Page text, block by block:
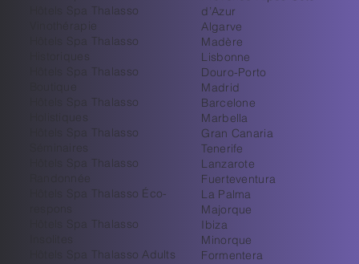
d’Azur
Algarve
Madère
Lisbonne
Douro-Porto
Madrid
Barcelone
Marbella
Gran Canaria
Tenerife
Lanzarote
Fuerteventura
La Palma
Majorque
Ibiza
Minorque
Formentera
Hôtels Spa Thalasso
Vinothérapie
Hôtels Spa Thalasso
Historiques
Hôtels Spa Thalasso
Hôtels Spa Thalasso
Holistiques
Hôtels Spa Thalasso
Séminaires
Hôtels Spa Thalasso
Randonnée
Hôtels Spa Thalasso Éco-
Hôtels Spa Thalasso
Hôtels Spa Thalasso Adults